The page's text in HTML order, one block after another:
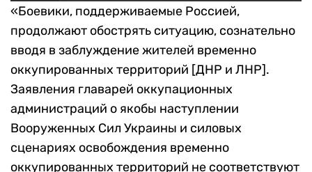
«Боевики, поддерживаемые Россией,
продолжают обострять ситуацию, сознательно
вводя в заблуждение жителей временно
оккупированных территорий [ДНР и ЛНР].
Заявления главарей оккупационных
администраций о якобы наступлении
Вооруженных Сил Украины и силовых
сценариях освобождения временно
оккупированных территорий не соответствуют